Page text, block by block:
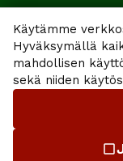
Käytämme
Hyväksymällä
mahdollisen
sekä niiden
check_box_outline_blank